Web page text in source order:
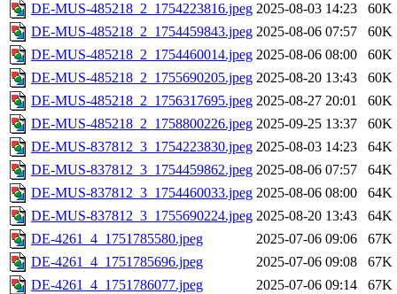
DE-MUS-485218_2_1754223816.jpeg 2025-08-03 14:23
60K
DE-MUS-485218_2_1754459843.jpeg 2025-08-06 07:57
60K
DE-MUS-485218_2_1754460014.jpeg 2025-08-06 08:00
60K
DE-MUS-485218_2_1755690205.jpeg 2025-08-20 13:43
60K
DE-MUS-485218_2_1756317695.jpeg 2025-08-27 20:01
60K
DE-MUS-485218_2_1758800226.jpeg 2025-09-25 13:37
60K
DE-MUS-837812_3_1754223830.jpeg 2025-08-03 14:23
64K
DE-MUS-837812_3_1754459862.jpeg 2025-08-06 07:57
64K
DE-MUS-837812_3_1754460033.jpeg 2025-08-06 08:00
64K
DE-MUS-837812_3_1755690224.jpeg 2025-08-20 13:43
64K
DE-4261_4_1751785580.jpeg
2025-07-06 09:06
67K
DE-4261_4_1751785696.jpeg
2025-07-06 09:08
67K
DE-4261_4_1751786077.jpeg
2025-07-06 09:14
67K